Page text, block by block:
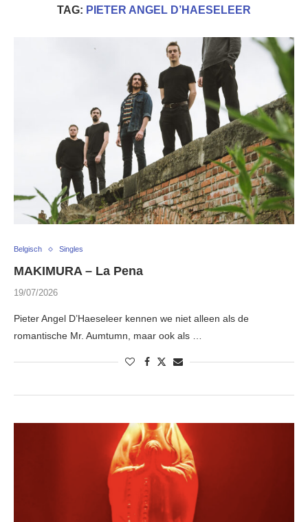
TAG: PIETER ANGEL D’HAESELEER
Belgisch Singles
MAKIMURA – La Pena
19/07/2026
Pieter Angel D’Haeseleer kennen we niet alleen als de
romantische Mr. Aumtumn, maar ook als …